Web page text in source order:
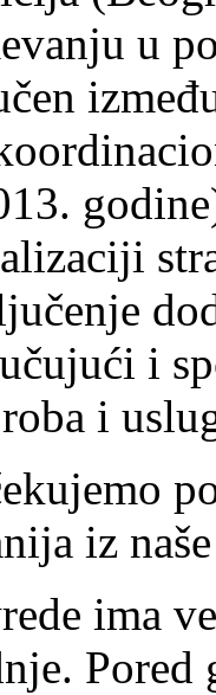
u
i
i
iz
ima